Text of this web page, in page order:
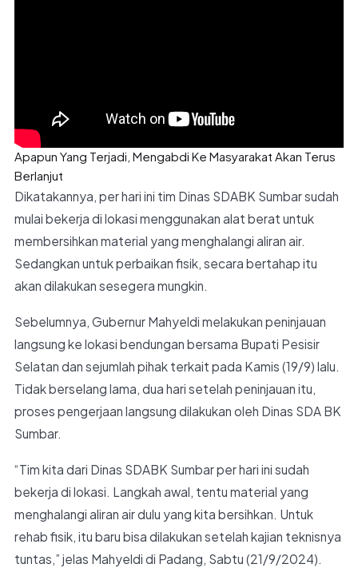
Apapun Yang Terjadi, Mengabdi Ke Masyarakat Akan Terus
Berlanjut
Dikatakannya, per hari ini tim Dinas SDABK Sumbar sudah
mulai bekerja di lokasi menggunakan alat berat untuk
membersihkan material yang menghalangi aliran air.
Sedangkan untuk perbaikan fisik, secara bertahap itu
akan dilakukan sesegera mungkin.
Sebelumnya, Gubernur Mahyeldi melakukan peninjauan
langsung ke lokasi bendungan bersama Bupati Pesisir
Selatan dan sejumlah pihak terkait pada Kamis (19/9) lalu.
Tidak berselang lama, dua hari setelah peninjauan itu,
proses pengerjaan langsung dilakukan oleh Dinas SDA BK
Sumbar.
“Tim kita dari Dinas SDABK Sumbar per hari ini sudah
bekerja di lokasi. Langkah awal, tentu material yang
menghalangi aliran air dulu yang kita bersihkan. Untuk
rehab fisik, itu baru bisa dilakukan setelah kajian teknisnya
tuntas,” jelas Mahyeldi di Padang, Sabtu (21/9/2024).